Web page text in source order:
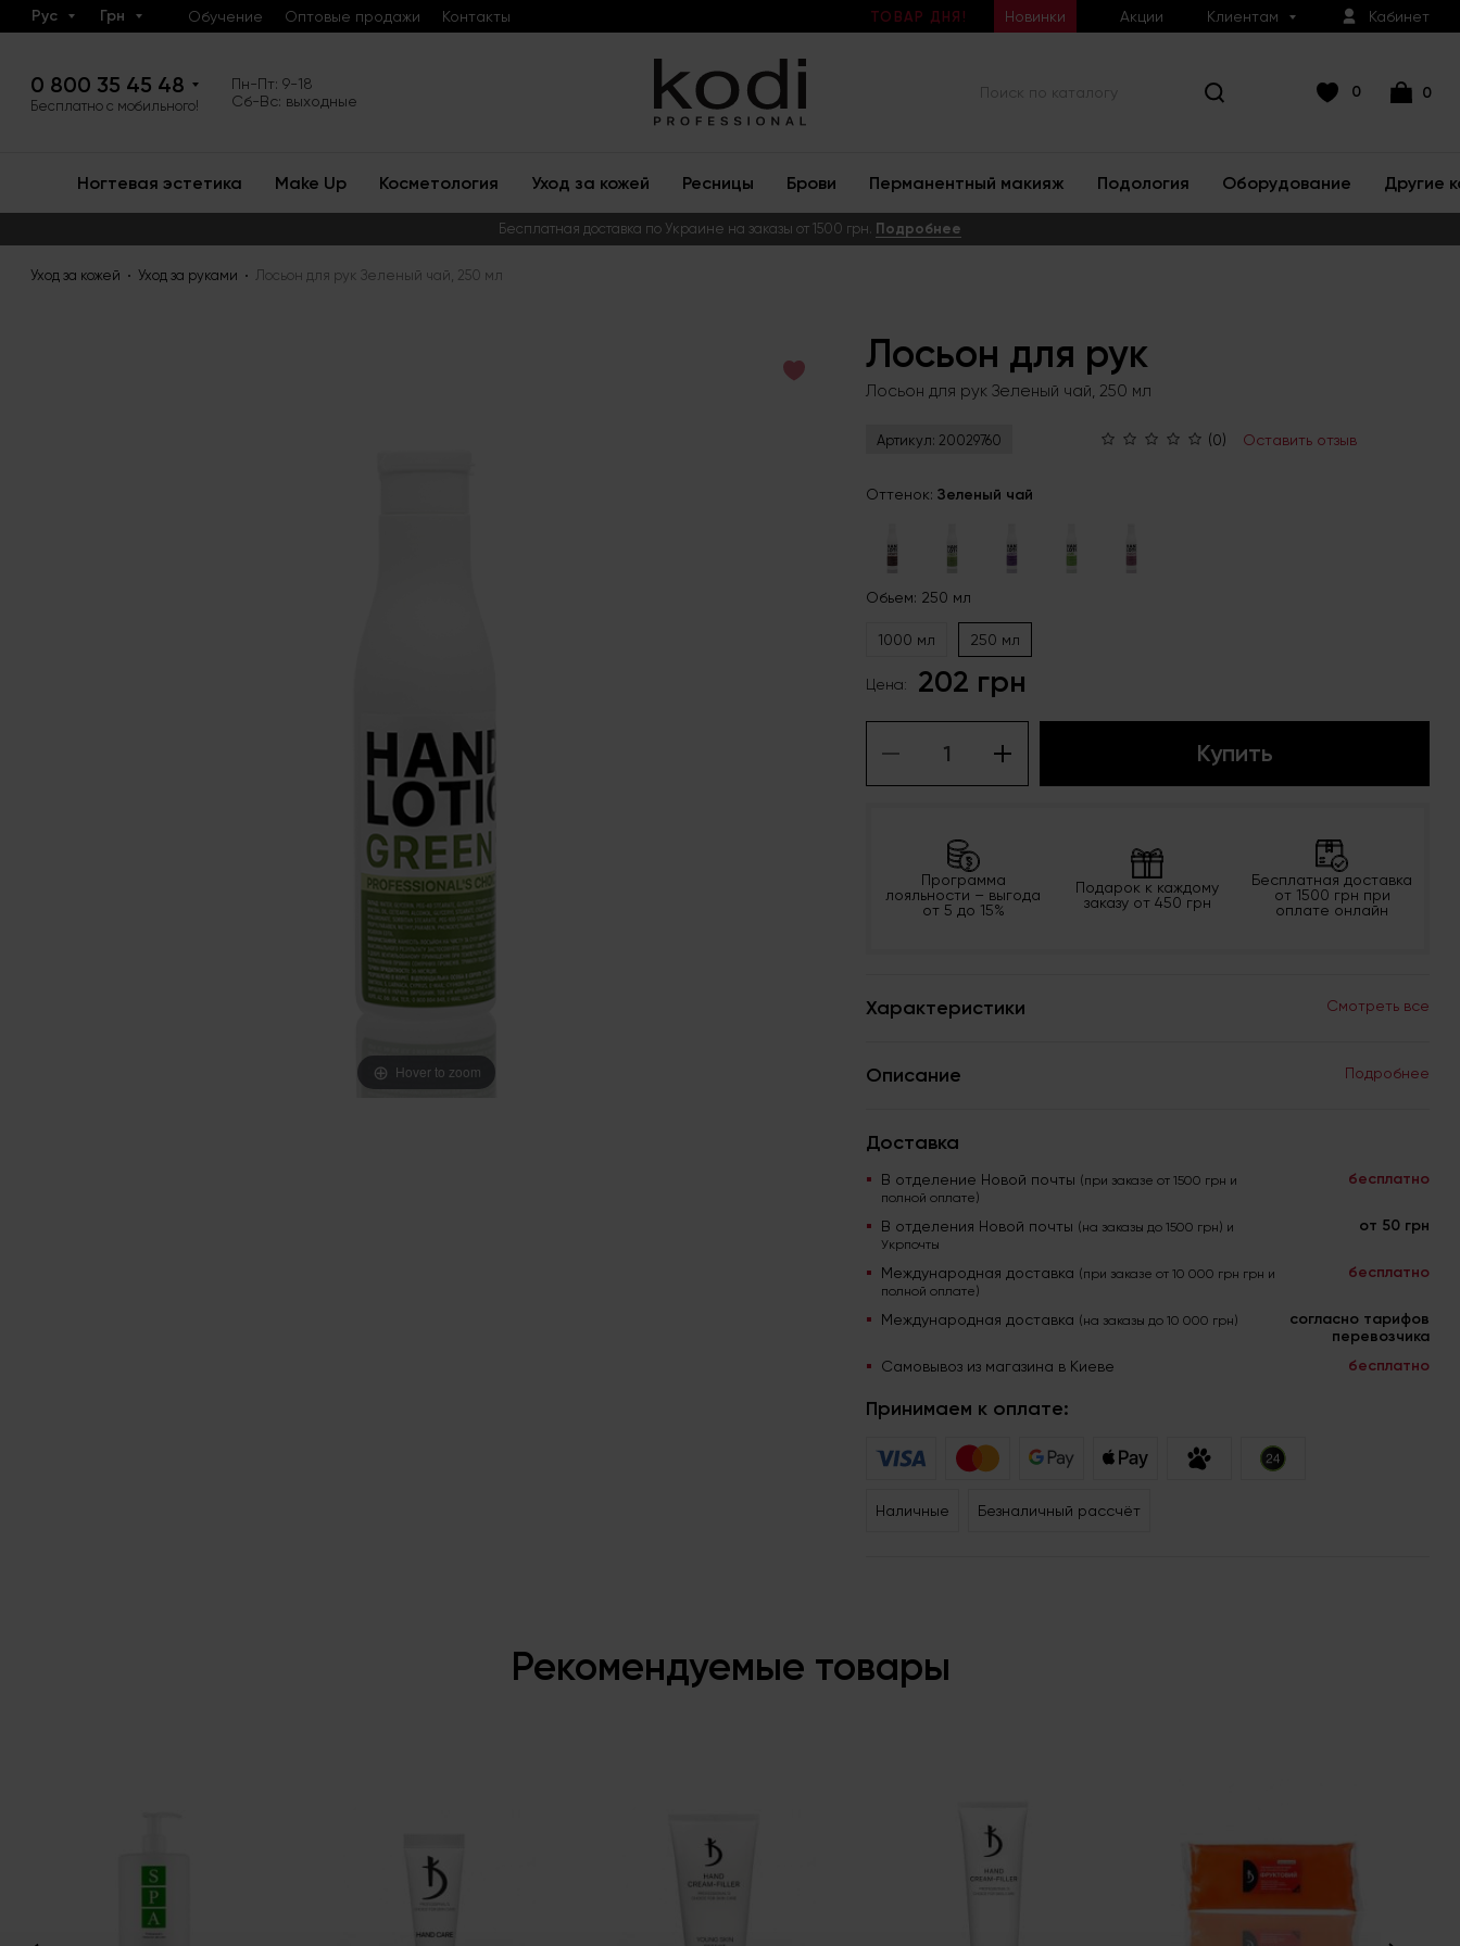
Рус Грн Обучение Оптовые продажи Контакты ТОВАР ДНЯ! Новинки Акции Клиентам Кабинет
0 800 35 45 48
Бесплатно с мобильного!
Пн-Пт: 9-18
Сб-Вс: выходные
0 0
Ногтевая эстетика Make Up Косметология Уход за кожей Ресницы Брови Перманентный макияж Подология Оборудование Другие
Бесплатная доставка по Украине на заказы от 1500 грн. Подробнее
Уход за кожей Уход за руками Лосьон для рук Зеленый чай, 250 мл
Hover to zoom
Лосьон для рук
Лосьон для рук Зеленый чай, 250 мл
Артикул: 20029760 (0) Оставить отзыв
Оттенок: Зеленый чай
Обьем: 250 мл
1000 мл 250 мл
Цена: 202 грн
Купить
Программа
лояльности – выгода
от 5 до 15%
Подарок к каждому
заказу от 450 грн
Бесплатная доставка
от 1500 грн при
оплате онлайн
Характеристики Смотреть все
Описание Подробнее
Доставка
В отделение Новой почты (при заказе от 1500 грн и
полной оплате)
бесплатно
В отделения Новой почты (на заказы до 1500 грн) и
Укрпочты
от 50 грн
Международная доставка (при заказе от 10 000 грн грн и
полной оплате)
бесплатно
Международная доставка (на заказы до 10 000 грн)
согласно тарифов
перевозчика
Самовывоз из магазина в Киеве бесплатно
Принимаем к оплате:
Наличные Безналичный рассчёт
Рекомендуемые товары